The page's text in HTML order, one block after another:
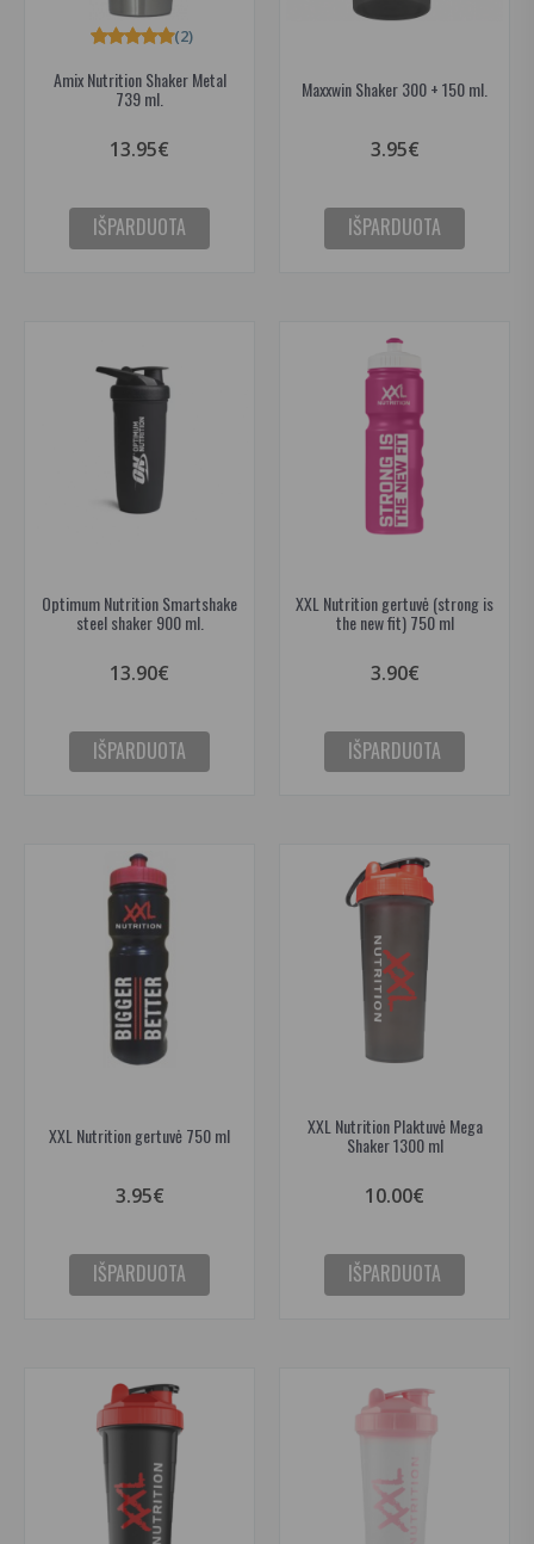
Amix Nutrition Shaker Metal
739 ml.
(2)
13.95€
IŠPARDUOTA
Maxxwin Shaker 300 + 150 ml.
3.95€
IŠPARDUOTA
Optimum Nutrition Smartshake
steel shaker 900 ml.
13.90€
IŠPARDUOTA
XXL Nutrition gertuvė (strong is
the new fit) 750 ml
3.90€
IŠPARDUOTA
XXL Nutrition gertuvė 750 ml
3.95€
IŠPARDUOTA
XXL Nutrition Plaktuvė Mega
Shaker 1300 ml
10.00€
IŠPARDUOTA